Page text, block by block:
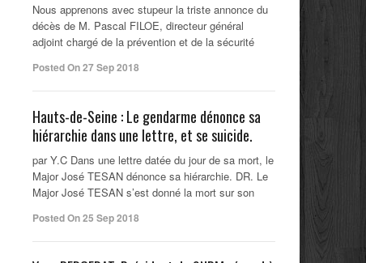
Nous apprenons avec stupeur la triste annonce du
décès de M. Pascal FILOE, directeur général
adjoint chargé de la prévention et de la sécurité
Posted On 27 Sep 2018
Hauts-de-Seine : Le gendarme dénonce sa
hiérarchie dans une lettre, et se suicide.
par Y.C Dans une lettre datée du jour de sa mort, le
Major José TESAN dénonce sa hiérarchie. DR. Le
Major José TESAN s’est donné la mort sur son
Posted On 25 Sep 2018